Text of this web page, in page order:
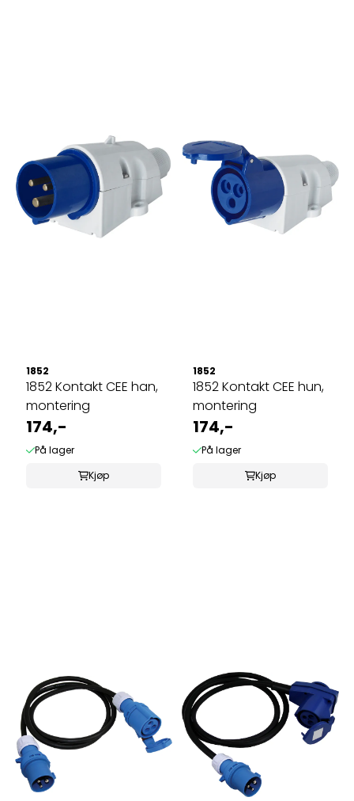
1852
1852 Kontakt CEE han,
montering
174,-
På lager
Kjøp
1852
1852 Kontakt CEE hun,
montering
174,-
På lager
Kjøp